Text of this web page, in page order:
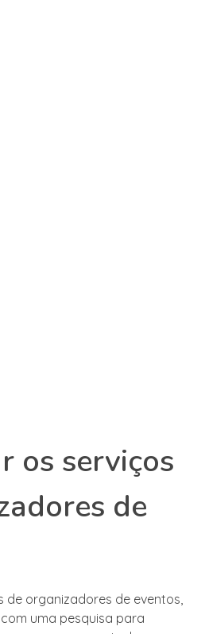
os serviços
de
de organizadores de eventos,
uma pesquisa para